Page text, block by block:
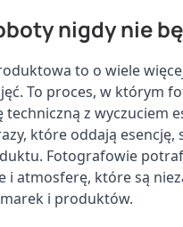
nigdy nie
to o wiele
To proces, w którym
techniczną z wyczuciem
które oddają esencję,
Fotografowie
i atmosferę, które są
i produktów.